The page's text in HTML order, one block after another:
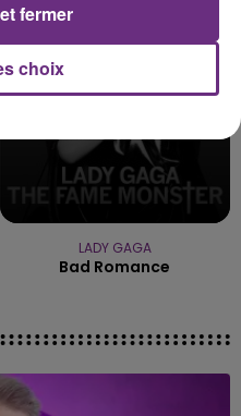
1h29
1h29
LADY GAGA
Bad Romance
choix
fermer